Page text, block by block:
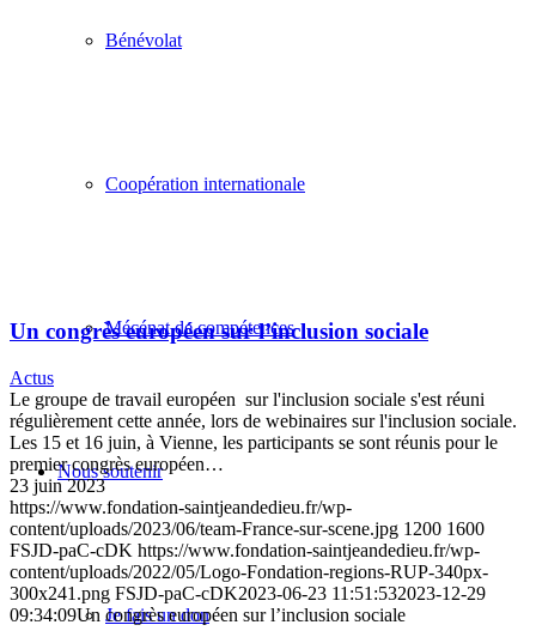
Bénévolat
Coopération internationale
Mécénat de compétences
Nous soutenir
Je fais un don
Un congrès européen sur l’inclusion sociale
Actus
Le groupe de travail européen sur l'inclusion sociale s'est réuni
régulièrement cette année, lors de webinaires sur l'inclusion sociale.
Les 15 et 16 juin, à Vienne, les participants se sont réunis pour le
premier congrès européen…
23 juin 2023
https://www.fondation-saintjeandedieu.fr/wp-
content/uploads/2023/06/team-France-sur-scene.jpg 1200 1600
FSJD-paC-cDK https://www.fondation-saintjeandedieu.fr/wp-
content/uploads/2022/05/Logo-Fondation-regions-RUP-340px-
300x241.png FSJD-paC-cDK2023-06-23 11:51:532023-12-29
09:34:09Un congrès européen sur l’inclusion sociale